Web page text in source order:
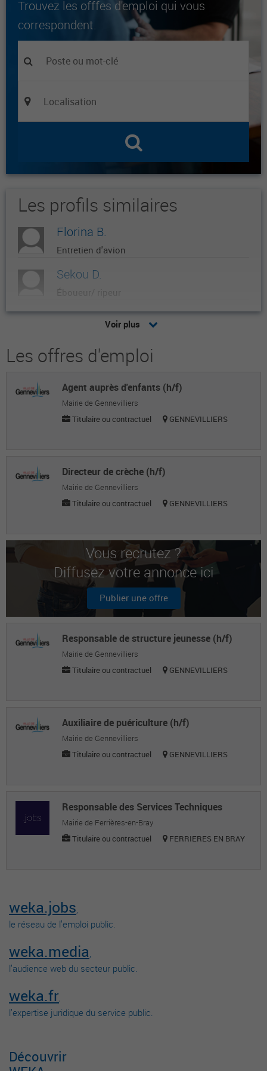
Trouvez les offfes d'emploi qui vous
correspondent.
Les profils similaires
Florina B.
Entretien d'avion
Sekou D.
Éboueur/ ripeur
Fernando M.
Sabrina L.
Ermanos P.
Agent d'entretien / technique des espaces
Gestionnaire administrative
Camille V.
Kais H.
Agent d'entretien / technique des espaces
verts
Hadriska M.
Acceuil
Moustoiffa E.
Agent de voirie
Voir plus
Les offres d'emploi
Agent auprès d'enfants (h/f)
Mairie de Gennevilliers
Titulaire ou contractuel
GENNEVILLIERS
Directeur de crèche (h/f)
Mairie de Gennevilliers
Titulaire ou contractuel
GENNEVILLIERS
Vous recrutez ?
Diffusez votre annonce ici
Publier une offre
Responsable de structure jeunesse (h/f)
Mairie de Gennevilliers
Titulaire ou contractuel
GENNEVILLIERS
Auxiliaire de puériculture (h/f)
Mairie de Gennevilliers
Titulaire ou contractuel
GENNEVILLIERS
Responsable des Services Techniques
Mairie de Ferrières-en-Bray
Titulaire ou contractuel
FERRIERES EN BRAY
weka.jobs,
le réseau de l’emploi public.
weka.media,
l’audience web du secteur public.
weka.fr,
l’expertise juridique du service public.
Découvrir